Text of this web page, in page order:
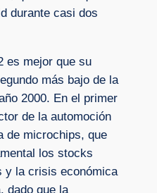
durante casi dos
es mejor que su
más bajo de la
2000. En el primer
de la automoción
de microchips, que
los stocks
y la crisis económica
dado que la